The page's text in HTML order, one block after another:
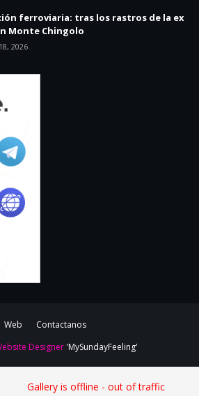
ferroviaria: tras los rastros de la ex
Monte Chingolo
2026
Web
Contactanos
Designer 'MySundayFeeling'
Gallery is offline - out of traffic